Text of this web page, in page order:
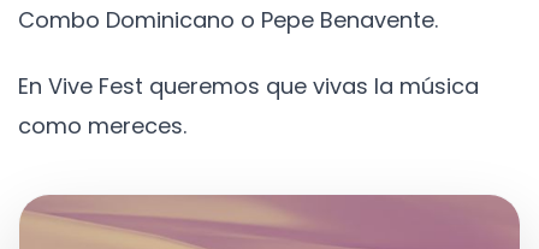
Combo Dominicano o Pepe Benavente.
En Vive Fest queremos que vivas la música
como mereces.